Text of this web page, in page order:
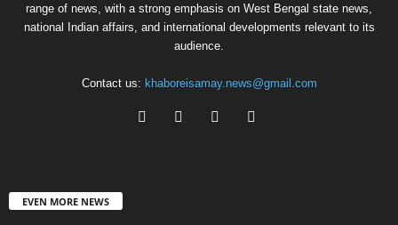
range of news, with a strong emphasis on West Bengal state news,
national Indian affairs, and international developments relevant to its
audience.
Contact us: khaboreisamay.news@gmail.com
EVEN MORE NEWS